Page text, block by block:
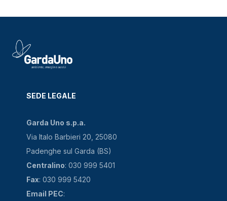
SEDE LEGALE
Garda Uno s.p.a.
Via Italo Barbieri 20, 25080
Padenghe sul Garda (BS)
Centralino: 030 999 5401
Fax: 030 999 5420
Email PEC: